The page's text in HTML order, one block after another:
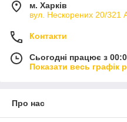
м. Харків
вул. Нескорених 20/321
Контакти
Сьогодні працює з
Показати весь графік
Про нас